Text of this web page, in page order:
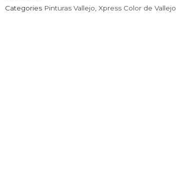
Categories Pinturas Vallejo Xpress Color de Vallejo